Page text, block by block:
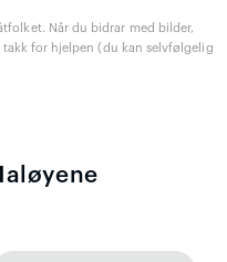
Når du bidrar med bilder,
for hjelpen (du kan selvfølgelig